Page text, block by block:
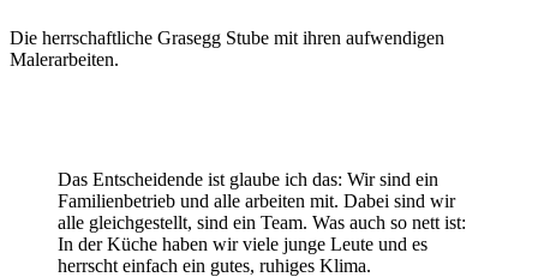
Die herrschaftliche Grasegg Stube mit ihren aufwendigen
Malerarbeiten.
Das Entscheidende ist glaube ich das: Wir sind ein
Familienbetrieb und alle arbeiten mit. Dabei sind wir
alle gleichgestellt, sind ein Team. Was auch so nett ist:
In der Küche haben wir viele junge Leute und es
herrscht einfach ein gutes, ruhiges Klima.